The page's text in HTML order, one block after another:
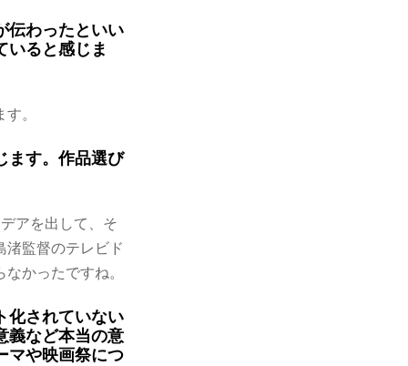
伝わったといい
いると感じま
。
ます。作品選び
アを出して、そ
渚監督のテレビド
かったですね。
化されていない
義など本当の意
マや映画祭につ